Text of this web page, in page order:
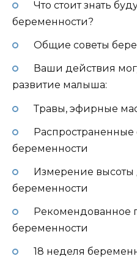
Что стоит знать
беременности?
Общие советы
Ваши действия
развитие малыша:
Травы, эфирные
Распространенные
беременности
Измерение высоты
беременности
Рекомендованное
беременности
18 неделя